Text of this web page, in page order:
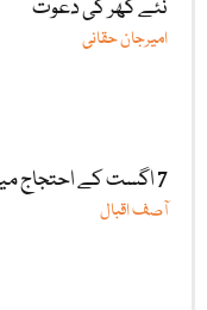
نئے گھر کی دعوت
امیرجان حقانی
7 اگست کے احتجاج میں شرکت کیوں ضروری ہے؟
آصف اقبال